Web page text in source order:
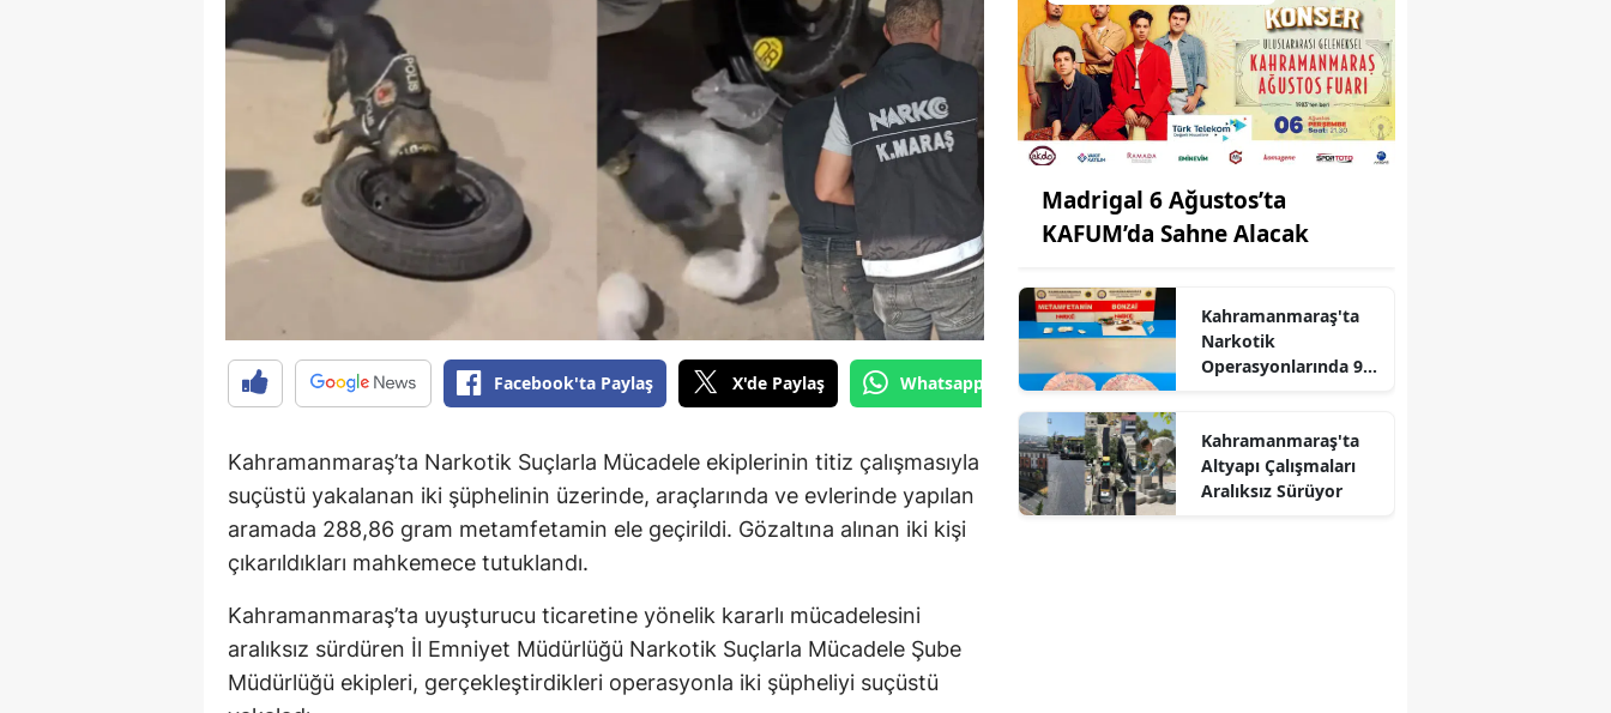
Facebook'ta Paylaş X'de Paylaş Whatsapp'tan Gönder
Kahramanmaraş’ta Narkotik Suçlarla Mücadele ekiplerinin titiz çalışmasıyla
suçüstü yakalanan iki şüphelinin üzerinde, araçlarında ve evlerinde yapılan
aramada 288,86 gram metamfetamin ele geçirildi. Gözaltına alınan iki kişi
çıkarıldıkları mahkemece tutuklandı.
Kahramanmaraş’ta uyuşturucu ticaretine yönelik kararlı mücadelesini
aralıksız sürdüren İl Emniyet Müdürlüğü Narkotik Suçlarla Mücadele Şube
Müdürlüğü ekipleri, gerçekleştirdikleri operasyonla iki şüpheliyi suçüstü
Madrigal 6 Ağustos’ta
KAFUM’da Sahne Alacak
Kahramanmaraş'ta
Narkotik
Operasyonlarında 9
Kahramanmaraş'ta
Altyapı Çalışmaları
Aralıksız Sürüyor